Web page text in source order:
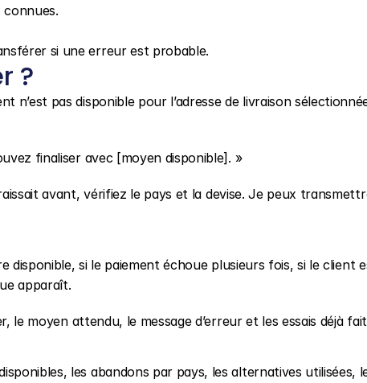
connues.
si une erreur est probable.
?
n’est pas disponible pour l’adresse de livraison
finaliser avec [moyen disponible]. »
avant, vérifiez le pays et la devise. Je peux
si le paiement échoue plusieurs fois, si le client
apparaît.
moyen attendu, le message d’erreur et les essais déjà
les abandons par pays, les alternatives utilisées,